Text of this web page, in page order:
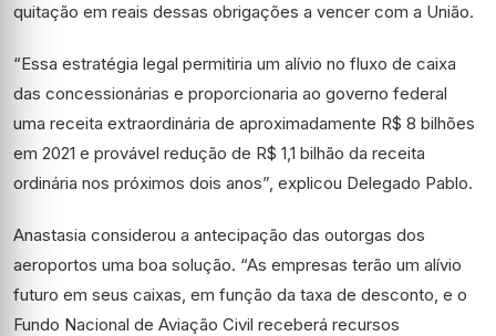
quitação em reais dessas obrigações a vencer com a União.
“Essa estratégia legal permitiria um alívio no fluxo de caixa
das concessionárias e proporcionaria ao governo federal
uma receita extraordinária de aproximadamente R$ 8 bilhões
em 2021 e provável redução de R$ 1,1 bilhão da receita
ordinária nos próximos dois anos”, explicou Delegado Pablo.
Anastasia considerou a antecipação das outorgas dos
aeroportos uma boa solução. “As empresas terão um alívio
futuro em seus caixas, em função da taxa de desconto, e o
Fundo Nacional de Aviação Civil receberá recursos